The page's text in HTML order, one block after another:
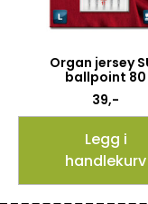
Organ jersey
ballpoint 80
39,-
Legg i
handlekurv